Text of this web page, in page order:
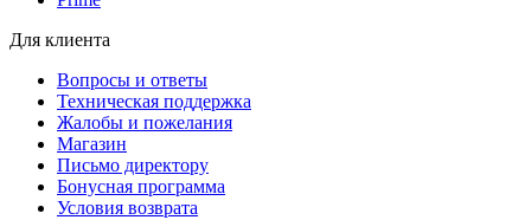
Для клиента
Вопросы и ответы
Техническая поддержка
Жалобы и пожелания
Магазин
Письмо директору
Бонусная программа
Условия возврата